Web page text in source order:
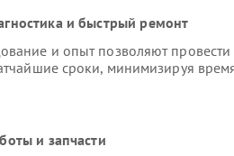
и быстрый ремонт
и опыт позволяют провести
сроки, минимизируя
и запчасти